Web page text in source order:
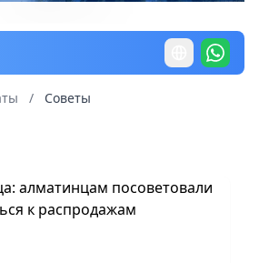
/ Советы